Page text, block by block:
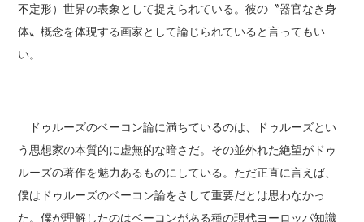
不定形）世界の表象として捉えられている。彼の〝器官なき身
体〟概念を体現する画家として論じられていると言ってもい
い。
ドゥルーズのベーコン論に満ちているのは、ドゥルーズとい
う思想家の本質的に虚無的な暗さだ。その並外れた絶望がドゥ
ルーズの著作を魅力あるものにしている。ただ正直に言えば、
僕はドゥルーズのベーコン論をさして重要だとは思わなかっ
た。僕が理解したのはベーコンがある種の現代ヨーロッパ知識